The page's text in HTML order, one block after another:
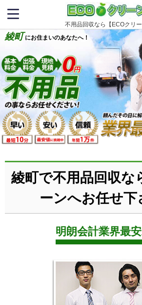
不用品回収なら【ECOクリー
綾町 にお住まいのあなたへ！
綾町で不用品回収な
ーンへお任せ下
明朗会計業界最